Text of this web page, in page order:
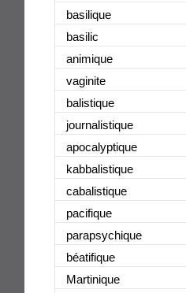
basilique
basilic
animique
vaginite
balistique
journalistique
apocalyptique
kabbalistique
cabalistique
pacifique
parapsychique
béatifique
Martinique